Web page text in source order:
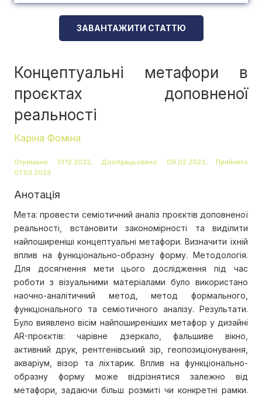
ЗАВАНТАЖИТИ СТАТТЮ
Концептуальні метафори в
проєктах доповненої
реальності
Каріна Фоміна
Отримано 01.12.2022, Доопрацьовано 09.02.2023, Прийнято
07.03.2023
Анотація
Мета: провести семіотичний аналіз проєктів доповненої
реальності, встановити закономірності та виділити
найпоширеніші концептуальні метафори. Визначити їхній
вплив на функціонально-образну форму. Методологія.
Для досягнення мети цього дослідження під час
роботи з візуальними матеріалами було використано
наочно-аналітичний метод, метод формального,
функціонального та семіотичного аналізу. Результати.
Було виявлено вісім найпоширеніших метафор у дизайні
AR-проєктів: чарівне дзеркало, фальшиве вікно,
активний друк, рентгенівський зір, геопозиціонування,
акваріум, візор та ліхтарик. Вплив на функціонально-
образну форму може відрізнятися залежно від
метафори, задаючи більш розмиті чи конкретні рамки.